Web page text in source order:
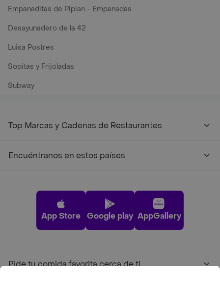
Empanaditas de Pipian - Empanadas
Desayunadero de la 42
Luisa Postres
Sopitas y Frijoladas
Subway
Top Marcas y Cadenas de Restaurantes
Encuéntranos en estos países
App Store Google play AppGallery
Pide tu comida favorita cerca de ti